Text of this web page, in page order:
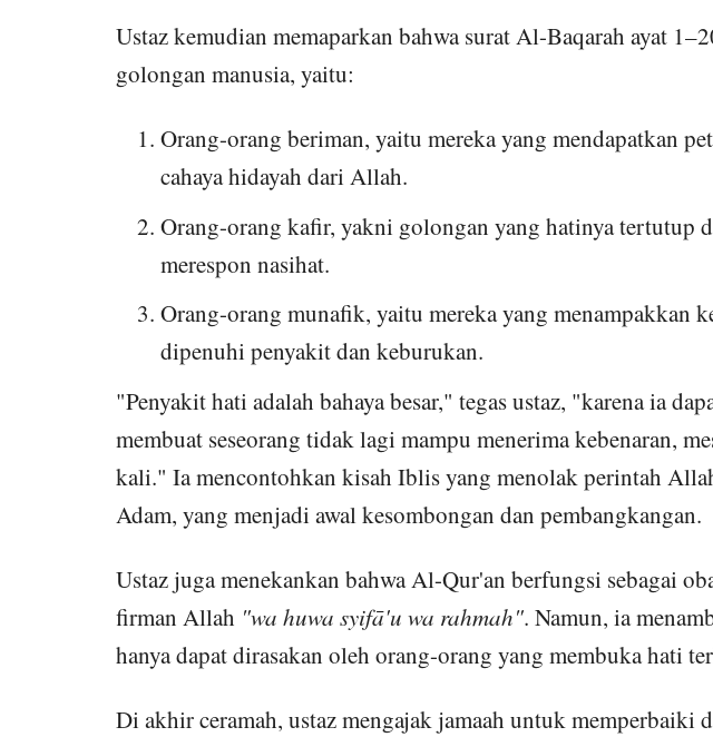
Ustaz kemudian memaparkan bahwa surat Al-Baqarah ayat
golongan manusia, yaitu:
Orang-orang beriman, yaitu mereka yang mendapatkan
cahaya hidayah dari Allah.
Orang-orang kafir, yakni golongan yang hatinya tertutup
merespon nasihat.
Orang-orang munafik, yaitu mereka yang menampakkan
dipenuhi penyakit dan keburukan.
"Penyakit hati adalah bahaya besar," tegas ustaz, "karena ia
membuat seseorang tidak lagi mampu menerima kebenaran,
kali." Ia mencontohkan kisah Iblis yang menolak perintah
Adam, yang menjadi awal kesombongan dan pembangkangan.
Ustaz juga menekankan bahwa Al-Qur'an berfungsi sebagai
firman Allah "wa huwa syifā'u wa rahmah". Namun, ia
hanya dapat dirasakan oleh orang-orang yang membuka hati
Di akhir ceramah, ustaz mengajak jamaah untuk memperbaiki